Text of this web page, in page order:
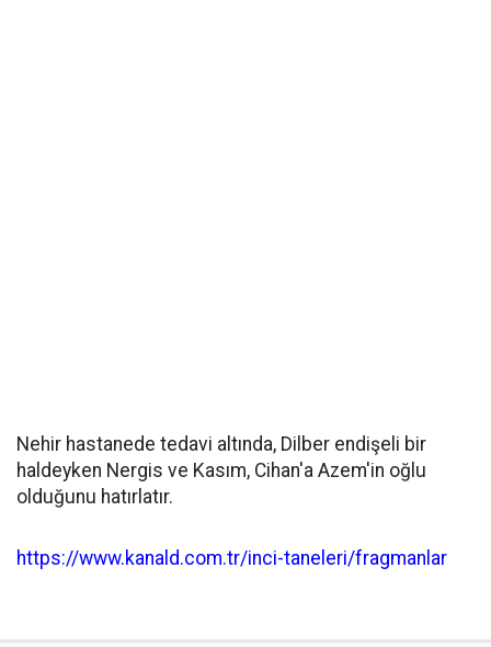
Nehir hastanede tedavi altında, Dilber endişeli bir
haldeyken Nergis ve Kasım, Cihan'a Azem'in oğlu
olduğunu hatırlatır.
https://www.kanald.com.tr/inci-taneleri/fragmanlar